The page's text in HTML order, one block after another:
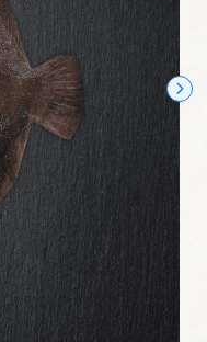
Chardonnay